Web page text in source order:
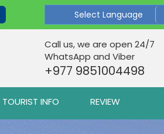
Select Language
Call us, we are open 24/7
WhatsApp and Viber
+977 9851004498
TOURIST INFO REVIEW